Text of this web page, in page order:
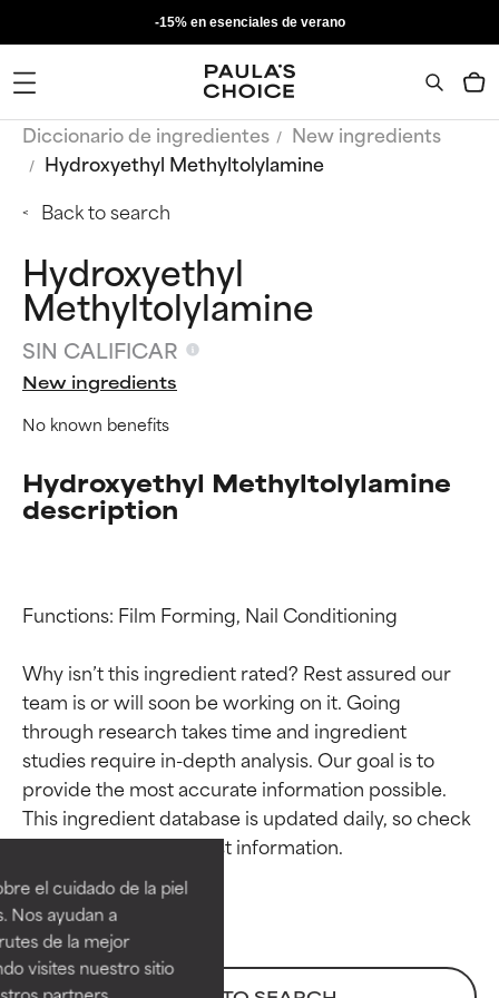
el cuidado de la piel
Nos ayudan a
de la mejor
visites nuestro sitio
-15% en esenciales de verano
Diccionario de ingredientes
New ingredients
Hydroxyethyl Methyltolylamine
Back to search
Hydroxyethyl
Methyltolylamine
SIN CALIFICAR
New ingredients
No known benefits
Hydroxyethyl Methyltolylamine
description
Functions: Film Forming, Nail Conditioning
Why isn’t this ingredient rated? Rest assured our
team is or will soon be working on it. Going
through research takes time and ingredient
studies require in-depth analysis. Our goal is to
provide the most accurate information possible.
This ingredient database is updated daily, so check
Calificaciones de
ingredientes
EXCELENTE
Ingrediente sobresaliente con
beneficios reales para la piel. Su
eficacia está demostrada y
Calificaciones de
ingredientes
EXCELENTE
Ingrediente sobresaliente con
beneficios reales para la piel. Su
eficacia está demostrada y